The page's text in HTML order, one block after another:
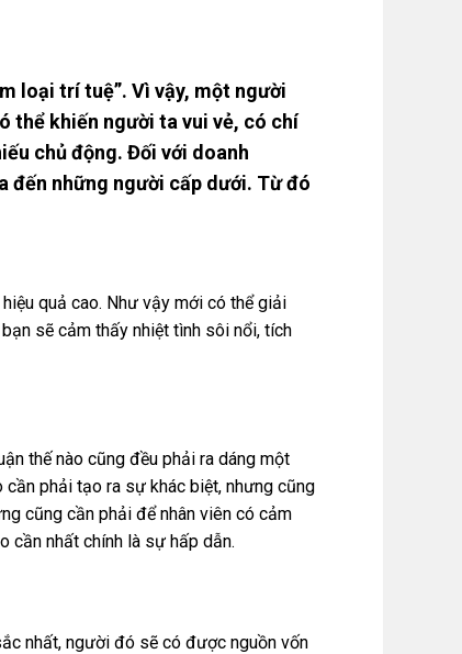
loại trí tuệ”. Vì vậy, một người
thể khiến người ta vui vẻ, có chí
chủ động. Đối với doanh
đến những người cấp dưới. Từ đó
quả cao. Như vậy mới có thể giải
sẽ cảm thấy nhiệt tình sôi nổi, tích
thế nào cũng đều phải ra dáng một
phải tạo ra sự khác biệt, nhưng cũng
cũng cần phải để nhân viên có cảm
cần nhất chính là sự hấp dẫn.
nhất, người đó sẽ có được nguồn vốn